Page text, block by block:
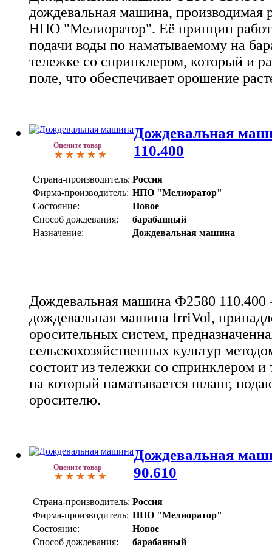
дождевальная машина, производимая
НПО "Мелиоратор". Её принцип
подачи воды по наматываемому на
тележке со спринклером, который и
поле, что обеспечивает орошение
Оцените товар
Дождевальная
110.400
Страна-производитель: Россия
Фирма-производитель: НПО "Мелиоратор"
Состояние:
Новое
Способ дождевания:
барабанный
Назначение:
Дождевальная машина
Дождевальная машина Ф2580 110.400
дождевальная машина IrriVol,
оросительных систем,
сельскохозяйственных культур
состоит из тележки со спринклером
на который наматывается шланг,
оросителю.
Оцените товар
Дождевальная
90.610
Страна-производитель: Россия
Фирма-производитель: НПО "Мелиоратор"
Состояние:
Новое
Способ дождевания:
барабанный